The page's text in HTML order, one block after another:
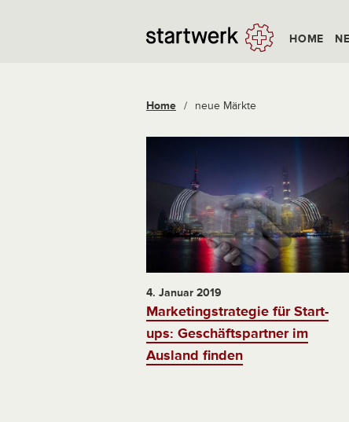
HOME
Home / neue Märkte
4. Januar 2019
Marketingstrategie für Start-
ups: Geschäftspartner im
Ausland finden